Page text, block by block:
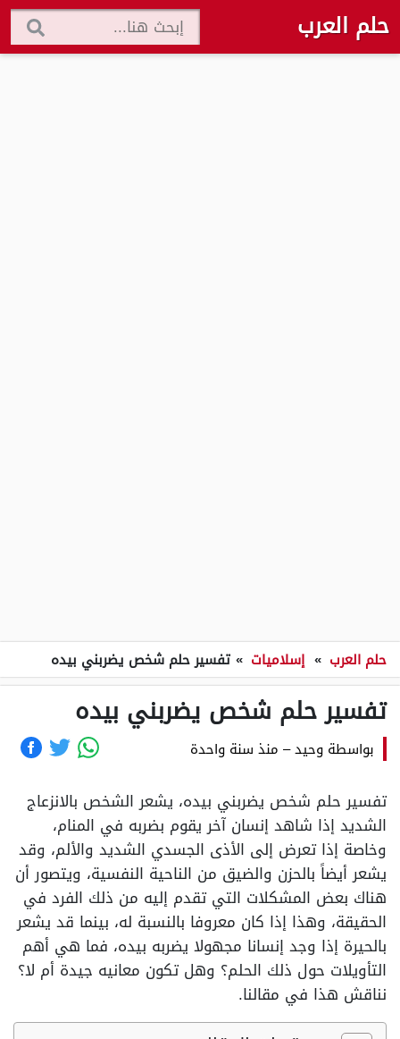
حلم العرب
حلم العرب » إسلاميات » تفسير حلم شخص يضربني بيده
تفسير حلم شخص يضربني بيده
بواسطة وحيد– منذ سنة واحدة
تفسير حلم شخص يضربني بيده، يشعر الشخص بالانزعاج
الشديد إذا شاهد إنسان آخر يقوم بضربه في المنام،
وخاصة إذا تعرض إلى الأذى الجسدي الشديد والألم، وقد
يشعر أيضاً بالحزن والضيق من الناحية النفسية، ويتصور أن
هناك بعض المشكلات التي تقدم إليه من ذلك الفرد في
الحقيقة، وهذا إذا كان معروفا بالنسبة له، بينما قد يشعر
بالحيرة إذا وجد إنسانا مجهولا يضربه بيده، فما هي أهم
التأويلات حول ذلك الحلم؟ وهل تكون معانيه جيدة أم لا؟
نناقش هذا في مقالنا.